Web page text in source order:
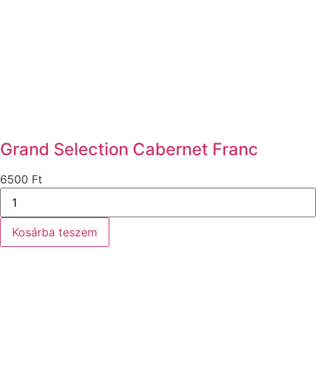
Grand Selection Cabernet Franc
6500 Ft
Grand
Selection
Cabernet
Franc
mennyiség
Kosárba teszem